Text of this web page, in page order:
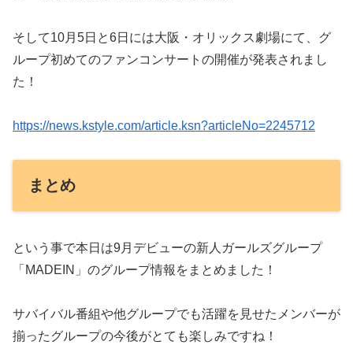
そして10月5日と6日には大阪・オリックス劇場にて、グ
ループ初めてのファンコンサートの開催が発表されまし
た！
https://news.kstyle.com/article.ksn?articleNo=2245712
まとめ
という事で本日は9月デビューの新人ガールズグループ
「MADEIN」のグループ情報をまとめました！
サバイバル番組や他グループでも活躍を見せたメンバーが
揃ったグループの今後がとても楽しみですね！